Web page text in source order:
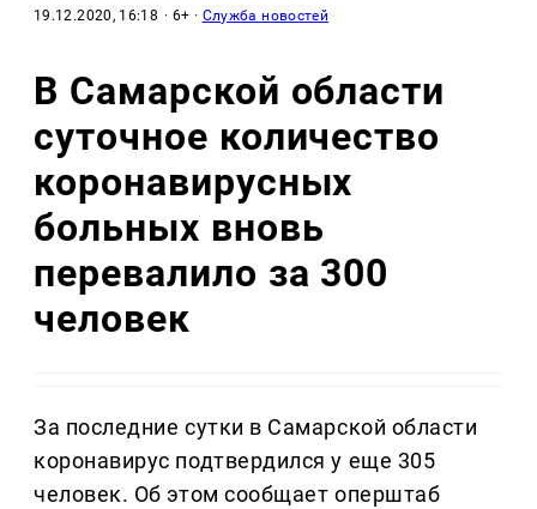
19.12.2020, 16:18 · 6+ · Служба новостей
В Самарской области
суточное количество
коронавирусных
больных вновь
перевалило за 300
человек
За последние сутки в Самарской области
коронавирус подтвердился у еще 305
человек. Об этом сообщает оперштаб